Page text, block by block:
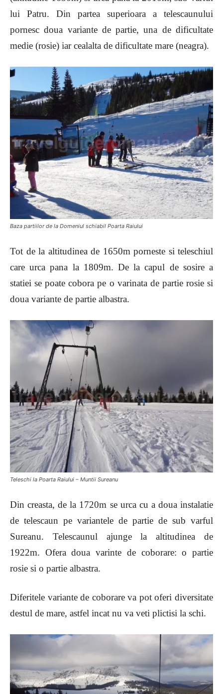
lui Patru. Din partea superioara a telescaunului
pornesc doua variante de partie, una de dificultate
medie (rosie) iar cealalta de dificultate mare (neagra).
Baza partiilor de la Domeniul schiabil Poarta Raiului
Tot de la altitudinea de 1650m porneste si teleschiul
care urca pana la 1809m. De la capul de sosire a
statiei se poate cobora pe o varinata de partie rosie si
doua variante de partie albastra.
Teleschi la Poarta Raiului – Muntii Sureanu
Din creasta, de la 1720m se urca cu a doua instalatie
de telescaun pe variantele de partie de sub varful
Sureanu. Telescaunul ajunge la altitudinea de
1922m. Ofera doua varinte de coborare: o partie
rosie si o partie albastra.
Diferitele variante de coborare va pot oferi diversitate
destul de mare, astfel incat nu va veti plictisi la schi.